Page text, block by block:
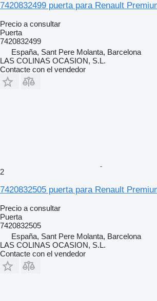
7420832499 puerta para Renault
Precio a consultar
Puerta
7420832499
España, Sant Pere Molanta, Barcelona
LAS COLINAS OCASION, S.L.
Contacte con el vendedor
2
7420832505 puerta para Renault
Precio a consultar
Puerta
7420832505
España, Sant Pere Molanta, Barcelona
LAS COLINAS OCASION, S.L.
Contacte con el vendedor